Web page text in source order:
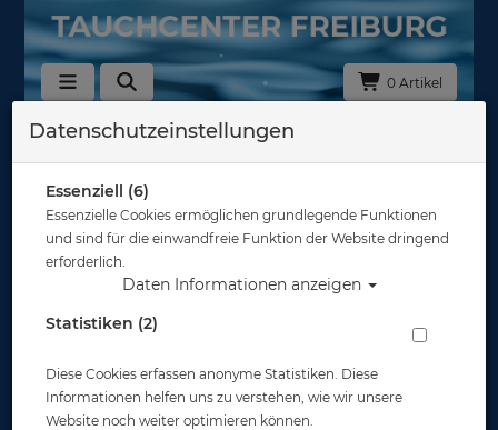
0 Artikel
Jackets & Zubehör
In dieser Ansicht sind keine Produkte verfügbar
Gut abgesichert?
Informationen
Datenschutzeinstellungen
Essenziell (6)
Essenzielle Cookies ermöglichen grundlegende Funktionen
und sind für die einwandfreie Funktion der Website dringend
erforderlich.
Daten Informationen anzeigen
Statistiken (2)
Diese Cookies erfassen anonyme Statistiken. Diese
Informationen helfen uns zu verstehen, wie wir unsere
Website noch weiter optimieren können.